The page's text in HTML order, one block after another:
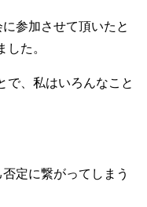
参加させて頂いたと
た。
で、私はいろんなこと
定に繋がってしまう